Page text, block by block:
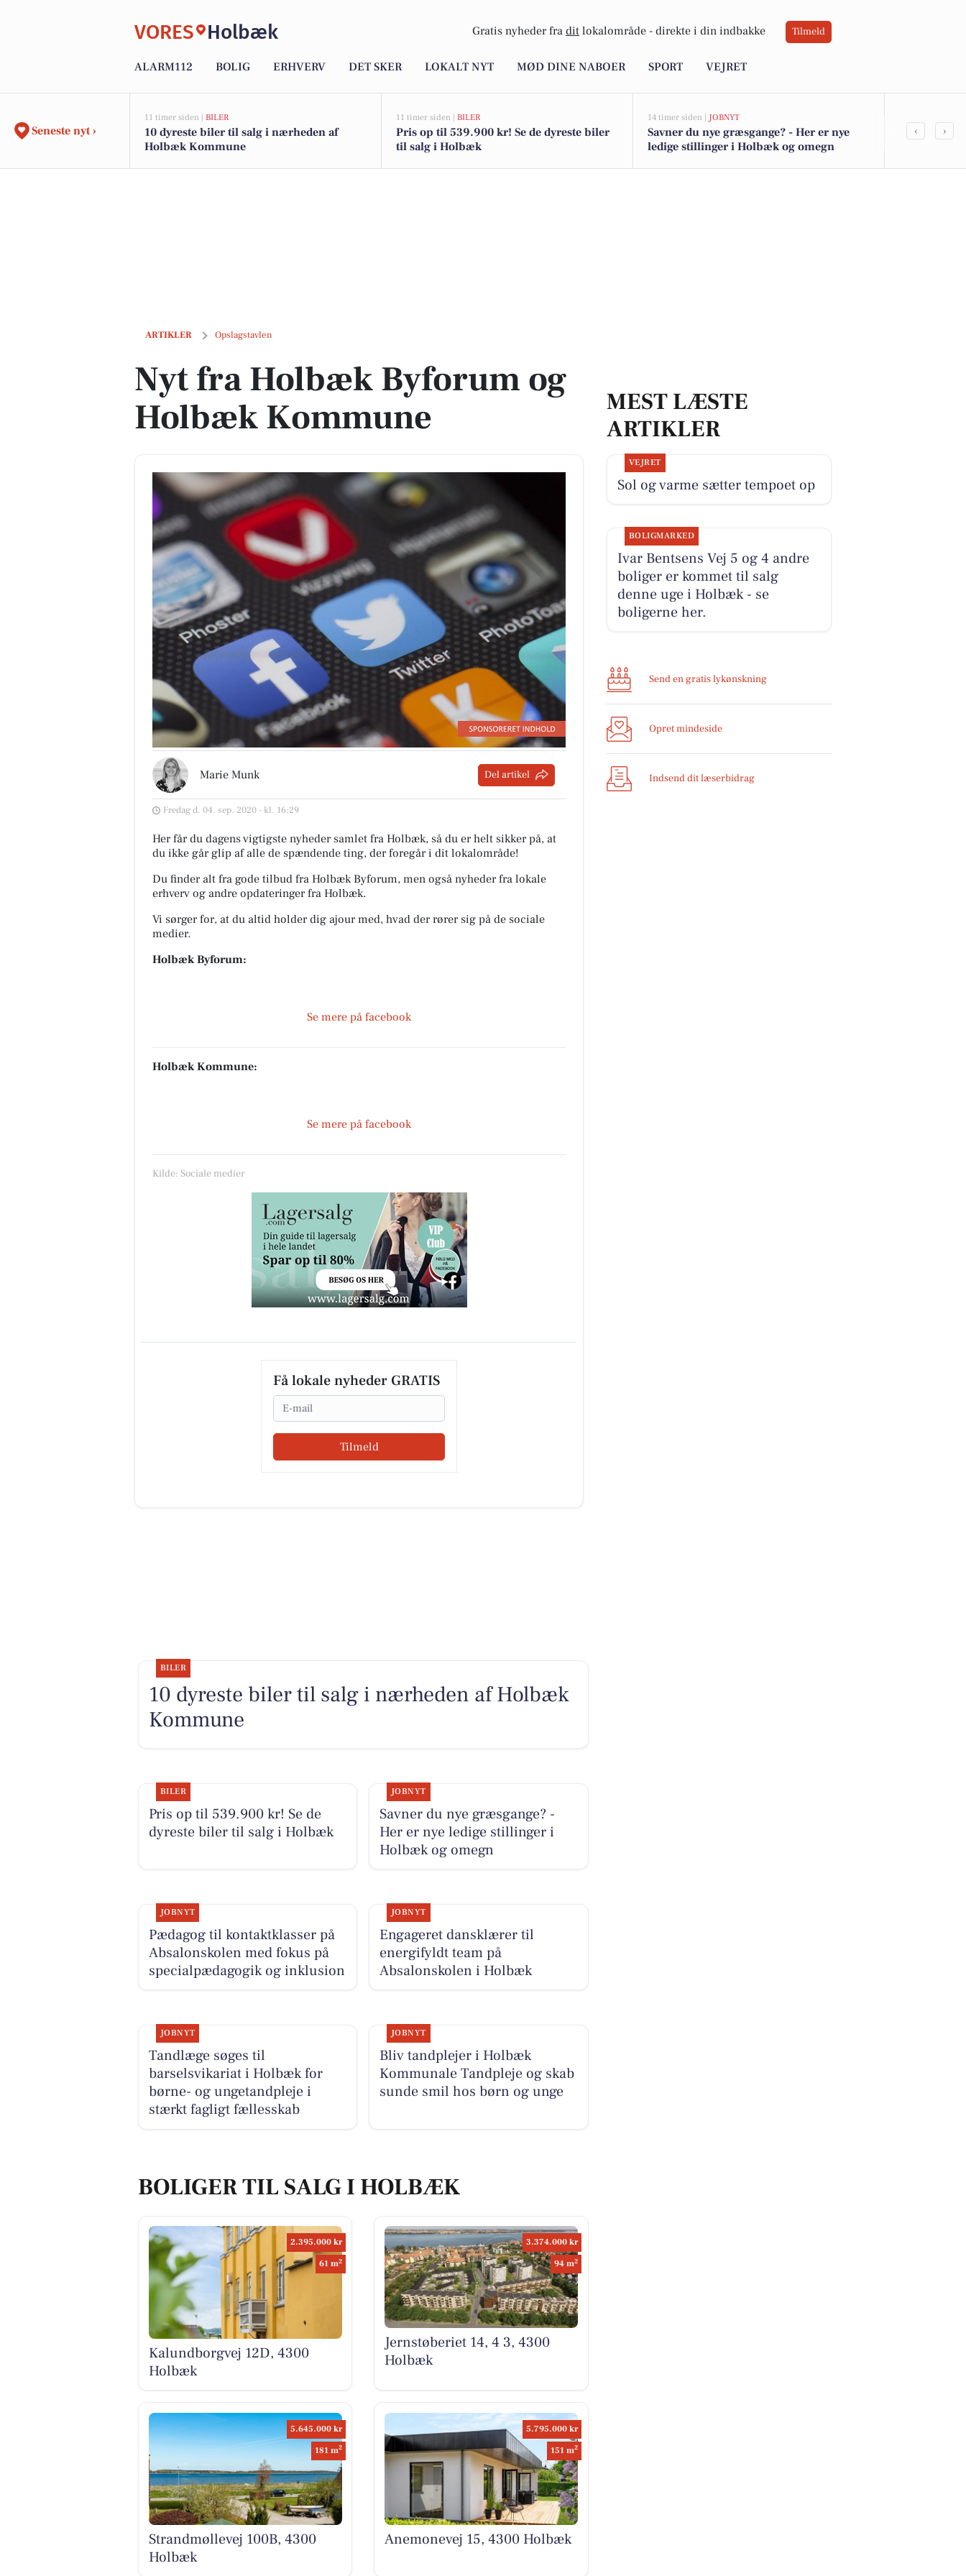
VORES Holbæk Gratis nyheder fra dit lokalområde - direkte i din indbakke Tilmeld
ALARM112 BOLIG ERHVERV DET SKER LOKALT NYT MØD DINE NABOER SPORT VEJRET
Seneste nyt ›
11 timer siden | BILER
10 dyreste biler til salg i nærheden af
Holbæk Kommune
11 timer siden | BILER
Pris op til 539.900 kr! Se de dyreste biler
til salg i Holbæk
14 timer siden | JOBNYT
Savner du nye græsgange? - Her er nye
ledige stillinger i Holbæk og omegn
Pædagog
‹ ›
ARTIKLER Opslagstavlen
Nyt fra Holbæk Byforum og Holbæk Kommune
Nyt fra Holbæk Byforum og
Holbæk Kommune
Marie Munk Del artikel
Fredag d. 04. sep. 2020 - kl. 16:29
Her får du dagens vigtigste nyheder samlet fra Holbæk, så du er helt sikker på, at
du ikke går glip af alle de spændende ting, der foregår i dit lokalområde!
Du finder alt fra gode tilbud fra Holbæk Byforum, men også nyheder fra lokale
erhverv og andre opdateringer fra Holbæk.
Vi sørger for, at du altid holder dig ajour med, hvad der rører sig på de sociale
medier.
Holbæk Byforum:
Se mere på facebook
Holbæk Kommune:
Se mere på facebook
Kilde: Sociale medier
Få lokale nyheder GRATIS
Email
Tilmeld
MEST LÆSTE
ARTIKLER
VEJRET
Sol og varme sætter tempoet op
BOLIGMARKED
Ivar Bentsens Vej 5 og 4 andre
boliger er kommet til salg
denne uge i Holbæk - se
boligerne her.
Send en gratis lykønskning
Opret mindeside
Indsend dit læserbidrag
BILER
10 dyreste biler til salg i nærheden af Holbæk
Kommune
BILER
Pris op til 539.900 kr! Se de
dyreste biler til salg i Holbæk
JOBNYT
Savner du nye græsgange? -
Her er nye ledige stillinger i
Holbæk og omegn
JOBNYT
Pædagog til kontaktklasser på
Absalonskolen med fokus på
specialpædagogik og inklusion
JOBNYT
Engageret dansklærer til
energifyldt team på
Absalonskolen i Holbæk
JOBNYT
Tandlæge søges til
barselsvikariat i Holbæk for
børne- og ungetandpleje i
stærkt fagligt fællesskab
JOBNYT
Bliv tandplejer i Holbæk
Kommunale Tandpleje og skab
sunde smil hos børn og unge
BOLIGER TIL SALG I HOLBÆK
2.395.000 kr
61 m2
Kalundborgvej 12D, 4300
Holbæk
3.374.000 kr
94 m2
Jernstøberiet 14, 4 3, 4300
Holbæk
5.645.000 kr
181 m2
Strandmøllevej 100B, 4300
Holbæk
5.795.000 kr
151 m2
Anemonevej 15, 4300 Holbæk